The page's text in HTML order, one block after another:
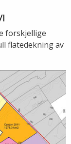
forskjellige
flatedekning av